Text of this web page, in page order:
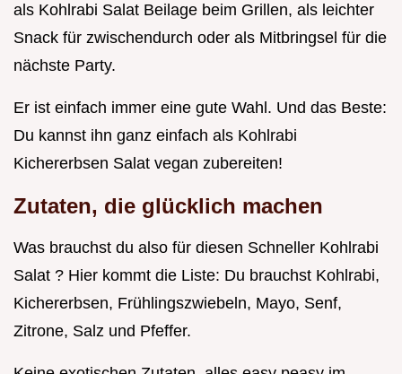
als Kohlrabi Salat Beilage beim Grillen, als leichter
Snack für zwischendurch oder als Mitbringsel für die
nächste Party.
Er ist einfach immer eine gute Wahl. Und das Beste:
Du kannst ihn ganz einfach als Kohlrabi
Kichererbsen Salat vegan zubereiten!
Zutaten, die glücklich machen
Was brauchst du also für diesen Schneller Kohlrabi
Salat ? Hier kommt die Liste: Du brauchst Kohlrabi,
Kichererbsen, Frühlingszwiebeln, Mayo, Senf,
Zitrone, Salz und Pfeffer.